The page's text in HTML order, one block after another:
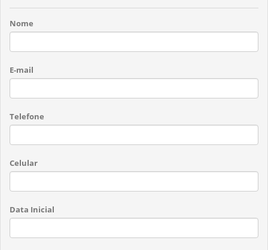
Nome
E-mail
Telefone
Celular
Data Inicial